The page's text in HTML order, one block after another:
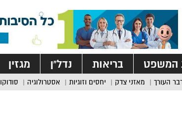
המשפט בריאות נדל”ן מגזין
העורך מאזני צדק יחסים וזוגיות אסטרולוגיה סודוקו